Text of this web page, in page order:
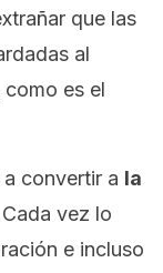
que las
al
es el
convertir a la
Cada vez lo
e incluso